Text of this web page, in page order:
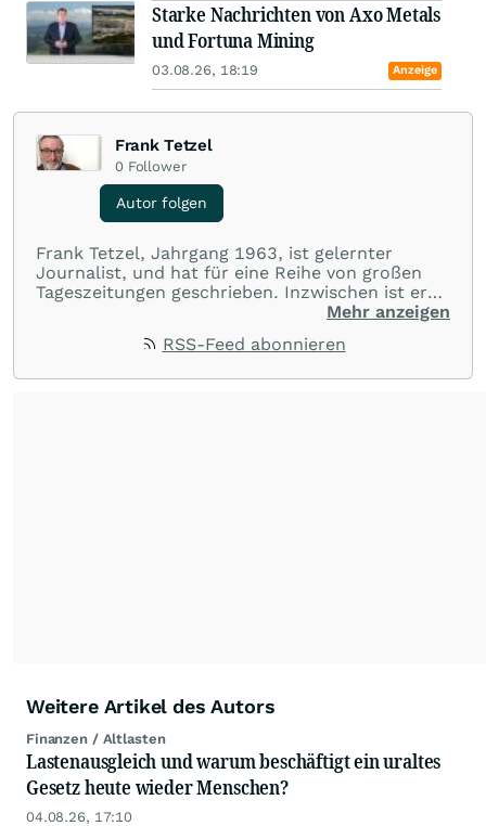
Starke Nachrichten von Axo Metals
und Fortuna Mining
03.08.26, 18:19 Anzeige
Frank Tetzel
0 Follower
Autor folgen
Frank Tetzel, Jahrgang 1963, ist gelernter
Journalist, und hat für eine Reihe von großen
Tageszeitungen geschrieben. Inzwischen ist er
Chefredakteur und Herausgeber von
Wirtschaft. Darüber hinaus berät er Verbände
Mehr anzeigen
RSS-Feed abonnieren
Weitere Artikel des Autors
Finanzen / Altlasten
Lastenausgleich und warum beschäftigt ein uraltes
Gesetz heute wieder Menschen?
04.08.26, 17:10